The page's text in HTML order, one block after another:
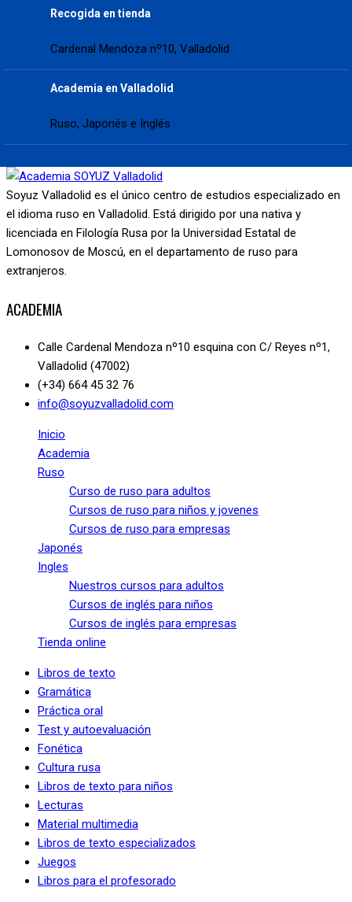
Recogida en tienda
Cardenal Mendoza nº10, Valladolid
Academia en Valladolid
Ruso, Japonés e Inglés
Soyuz Valladolid es el único centro de estudios especializado en
el idioma ruso en Valladolid. Está dirigido por una nativa y
licenciada en Filología Rusa por la Universidad Estatal de
Lomonosov de Moscú, en el departamento de ruso para
extranjeros.
ACADEMIA
Calle Cardenal Mendoza nº10 esquina con C/ Reyes nº1,
Valladolid (47002)
(+34) 664 45 32 76
info@soyuzvalladolid.com
Inicio
Academia
Ruso
Curso de ruso para adultos
Cursos de ruso para niños y jovenes
Cursos de ruso para empresas
Japonés
Ingles
Nuestros cursos para adultos
Cursos de inglés para niños
Cursos de inglés para empresas
Tienda online
Libros de texto
Gramática
Práctica oral
Test y autoevaluación
Fonética
Cultura rusa
Libros de texto para niños
Lecturas
Material multimedia
Libros de texto especializados
Juegos
Libros para el profesorado